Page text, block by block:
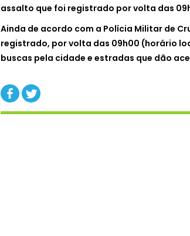
assalto que foi registrado por volta das
Ainda de acordo com a Polícia Militar de
registrado, por volta das 09h00 (horário
buscas pela cidade e estradas que dão